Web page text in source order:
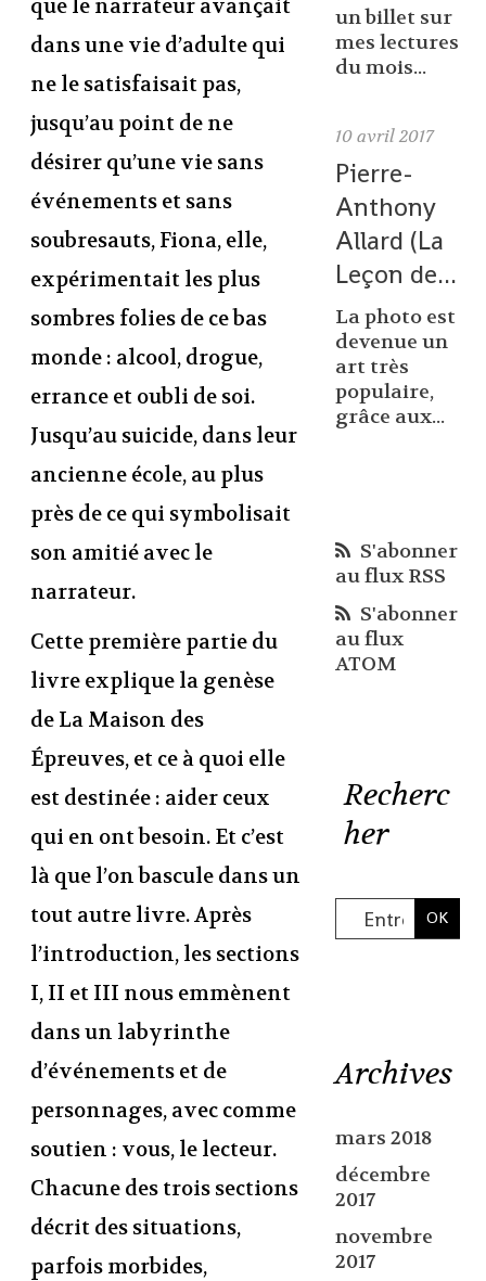
que le narrateur avançait
dans une vie d’adulte qui
ne le satisfaisait pas,
jusqu’au point de ne
désirer qu’une vie sans
événements et sans
soubresauts, Fiona, elle,
expérimentait les plus
sombres folies de ce bas
monde : alcool, drogue,
errance et oubli de soi.
Jusqu’au suicide, dans leur
ancienne école, au plus
près de ce qui symbolisait
son amitié avec le
narrateur.
Cette première partie du
livre explique la genèse
de La Maison des
Épreuves, et ce à quoi elle
est destinée : aider ceux
qui en ont besoin. Et c’est
là que l’on bascule dans un
tout autre livre. Après
l’introduction, les sections
I, II et III nous emmènent
dans un labyrinthe
d’événements et de
personnages, avec comme
soutien : vous, le lecteur.
Chacune des trois sections
décrit des situations,
parfois morbides,
un billet sur
mes lectures
du mois...
10 avril 2017
Pierre-
Anthony
Allard (La
Leçon de...
La photo est
devenue un
art très
populaire,
grâce aux...
S'abonner
au flux RSS
S'abonner
au flux
ATOM
Recherc
her
Archives
mars 2018
décembre
2017
novembre
2017